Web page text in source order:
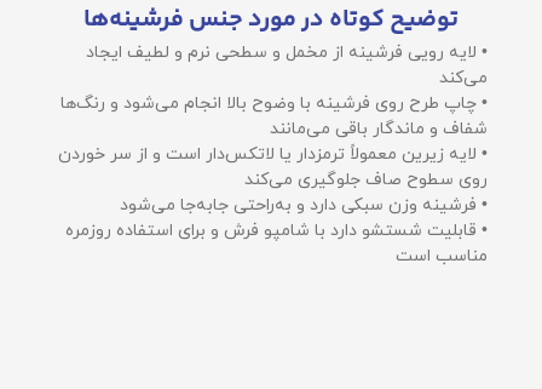
توضیح کوتاه در مورد جنس فرشینه‌ها
• لایه رویی فرشینه از مخمل و سطحی نرم و لطیف ایجاد
می‌کند
• چاپ طرح روی فرشینه با وضوح بالا انجام می‌شود و رنگ‌ها
شفاف و ماندگار باقی می‌مانند
• لایه زیرین معمولاً ترمزدار یا لاتکس‌دار است و از سر خوردن
روی سطوح صاف جلوگیری می‌کند
• فرشینه وزن سبکی دارد و به‌راحتی جابه‌جا می‌شود
• قابلیت شستشو دارد با شامپو فرش و برای استفاده روزمره
مناسب است